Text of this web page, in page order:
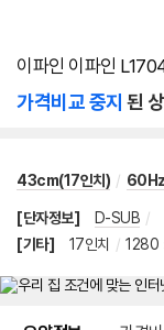
이파인 이파인
가격비교 중지 된
43cm(17인치) / 60Hz
[단자정보] D-SUB /
[기타]
17인치 / 1280